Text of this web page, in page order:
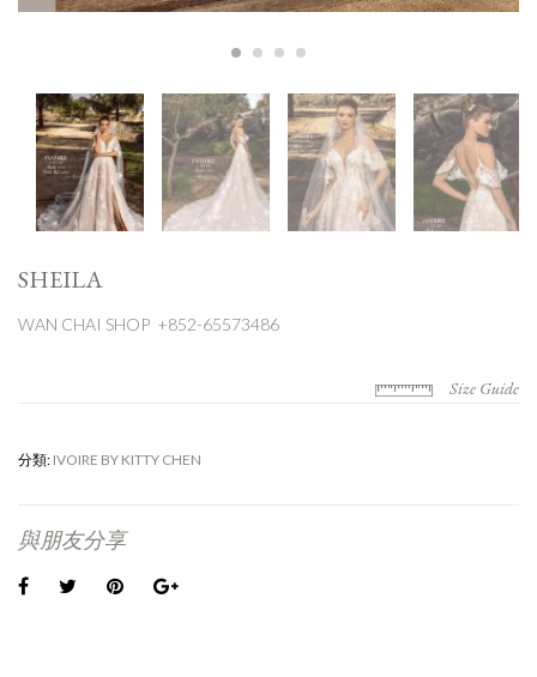
SHEILA
WAN CHAI SHOP +852-65573486
Size Guide
分類: IVOIRE BY KITTY CHEN
與朋友分享